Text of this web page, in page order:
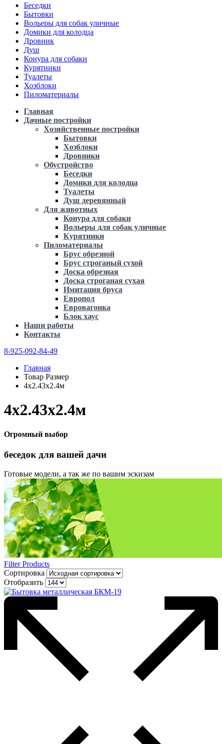
Беседки
Бытовки
Вольеры для собак уличные
Домики для колодца
Дровник
Душ
Конура для собаки
Курятники
Туалеты
Хозблоки
Пиломатериалы
Главная
Дачные постройки
Хозяйственные постройки
Бытовки
Хозблоки
Дровники
Обустройство
Беседки
Домики для колодца
Туалеты
Душ деревянный
Для животных
Конура для собаки
Вольеры для собак уличные
Курятники
Пиломатериалы
Брус обрезной
Брус строганый сухой
Доска обрезная
Доска строганая сухая
Имитация бруса
Европол
Евровагонка
Блок хаус
Наши работы
Контакты
8-925-092-84-49
Главная
Товар Размер
4х2.43х2.4м
4х2.43х2.4м
Огромный выбор
беседок для вашей дачи
Готовые модели, а так же по вашим эскизам
Filter Products
Сортировка
Отобразить